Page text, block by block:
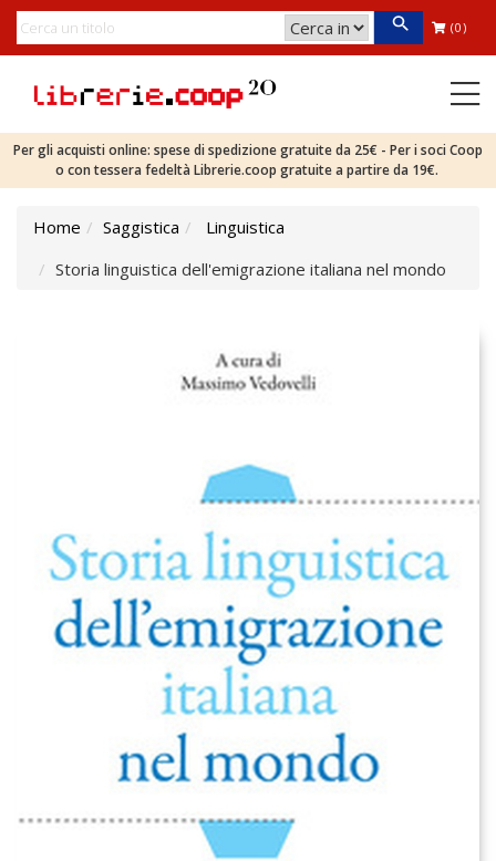
(0)
Per gli acquisti online: spese di spedizione gratuite da 25€ - Per i soci Coop
o con tessera fedeltà Librerie.coop gratuite a partire da 19€.
Home Saggistica
Linguistica
Storia linguistica dell'emigrazione italiana nel mondo